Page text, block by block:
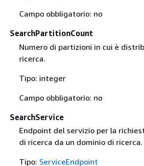
Campo obbligatorio: no
SearchPartitionCount
Numero di partizioni in cui è
ricerca.
Tipo: integer
Campo obbligatorio: no
SearchService
Endpoint del servizio per la
di ricerca da un dominio di ricerca.
Tipo: ServiceEndpoint